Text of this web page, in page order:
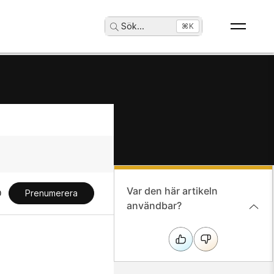
Sök... ⌘K
Prenumerera
Var den här artikeln
användbar?